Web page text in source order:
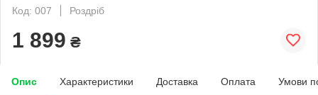
Код: 007
Роздріб
1 899 ₴
Опис Характеристики Доставка Оплата Умови